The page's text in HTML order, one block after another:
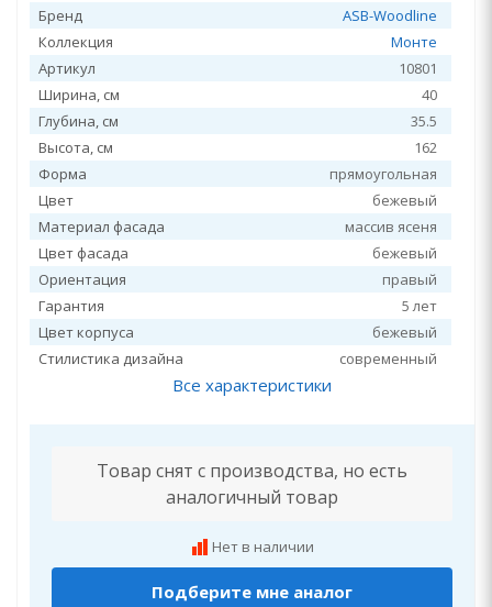
Бренд
ASB-Woodline
Коллекция
Монте
Артикул
10801
Ширина, см
40
Глубина, см
35.5
Высота, см
162
Форма
прямоугольная
Цвет
бежевый
Материал фасада
массив ясеня
Цвет фасада
бежевый
Ориентация
правый
Гарантия
5 лет
Цвет корпуса
бежевый
Стилистика дизайна
современный
Все характеристики
Товар снят с производства, но есть
аналогичный товар
Нет в наличии
Подберите мне аналог